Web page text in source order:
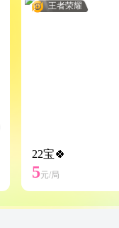
22宝🍀
王者荣耀
5元/局